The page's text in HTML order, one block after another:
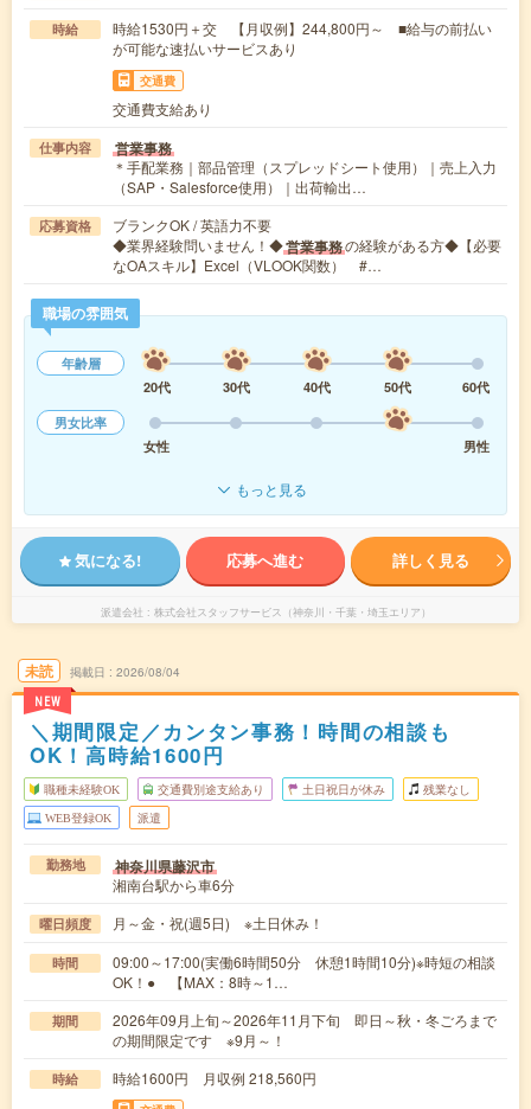
時給
時給1530円＋交 【月収例】244,800円～ ■給与の前払い
が可能な速払いサービスあり
交通費
交通費支給あり
仕事内容 営業事務
＊手配業務｜部品管理（スプレッドシート使用）｜売上入力
（SAP・Salesforce使用）｜出荷輸出…
応募資格
ブランクOK / 英語力不要
◆業界経験問いません！◆営業事務の経験がある方◆【必要
なOAスキル】Excel（VLOOK関数） #…
職場の雰囲気
年齢層
20代
30代 40代 50代
60代
男女比率
女性
男性
もっと見る
気になる! 応募へ進む 詳しく見る
派遣会社 株式会社スタッフサービス（神奈川・千葉・埼玉エリア）
未読
NEW
掲載日 2026/08/04
＼期間限定／カンタン事務！時間の相談も
OK！高時給1600円
職種未経験OK 交通費別途支給あり 土日祝日が休み 残業なし
WEB登録OK 派遣
勤務地 神奈川県藤沢市
湘南台駅から車6分
曜日頻度 月～金・祝(週5日) ※土日休み！
時間
09:00～17:00(実働6時間50分 休憩1時間10分)※時短の相談
OK！● 【MAX：8時～1…
期間
2026年09月上旬～2026年11月下旬 即日～秋・冬ごろまで
の期間限定です ※9月～！
時給 時給1600円 月収例 218,560円